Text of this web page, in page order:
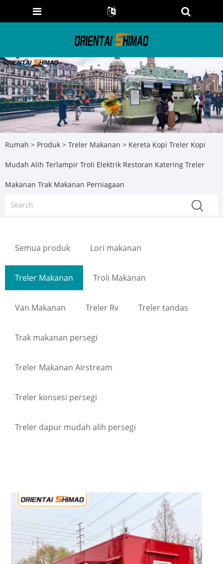
Rumah > Produk > Treler Makanan > Kereta Kopi Treler Kopi
Mudah Alih Terlampir Troli Elektrik Restoran Katering Treler
Makanan Trak Makanan Perniagaan
Semua produk Lori makanan
Treler Makanan Troli Makanan
Van Makanan Treler Rv Treler tandas
Trak makanan persegi
Treler Makanan Airstream
Treler konsesi persegi
Treler dapur mudah alih persegi